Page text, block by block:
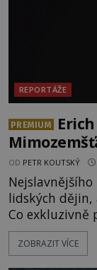
REPORTÁŽE
PREMIUM
OD PETR KOUTSKÝ
lidských
Co exkluzivně
Vzpomínek na
Erich von Däniken? Orbitální
ZOBRAZIT VÍCE